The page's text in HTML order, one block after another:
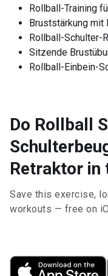
Rollball-Training
Bruststärkung mit
Rollball-Schulter-
Sitzende
Rollball-Einbein-
Do Rollball
Retraktor in
Save this exercise,
workouts — free on